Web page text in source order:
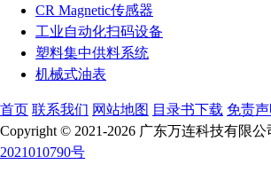
CR Magnetic传感器
工业自动化扫码设备
塑料集中供料系统
机械式油表
首页 联系我们 网站地图 目录书下载 免责声
Copyright © 2021-2026 广东万连科技有限
2021010790号